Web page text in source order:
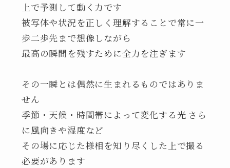
上で予測して動く力です
被写体や状況を正しく理解することで常に一
歩二歩先まで想像しながら
最高の瞬間を残すために全力を注ぎます
その一瞬とは偶然に生まれるものではありま
せん
季節・天候・時間帯によって変化する光 さら
に風向きや湿度など
その場に応じた様相を知り尽くした上で撮る
必要があります